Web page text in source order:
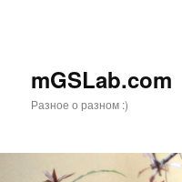
mGSLab.com
Разное о разном :)